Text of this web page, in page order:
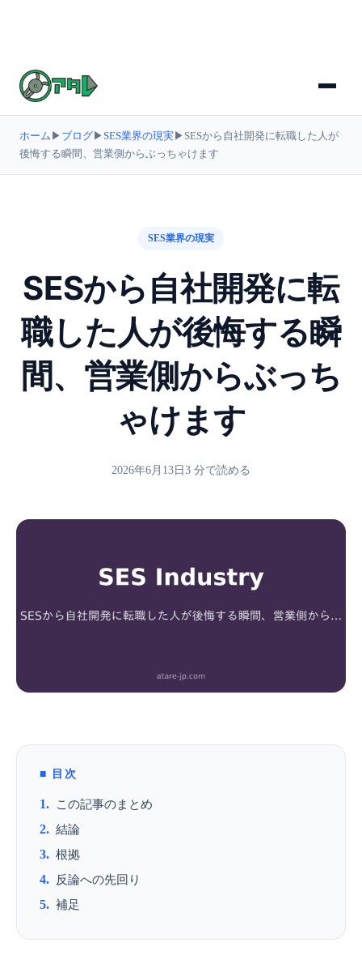
ホーム ▶ ブログ▶SES業界の現実▶ SESから自社開発に転職した人が
後悔する瞬間、営業側からぶっちゃけます
SES業界の現実
SESから自社開発に転
職した人が後悔する瞬
間、営業側からぶっち
ゃけます
2026年6月13日 3 分で読める
目次
この記事のまとめ
結論
根拠
反論への先回り
補足